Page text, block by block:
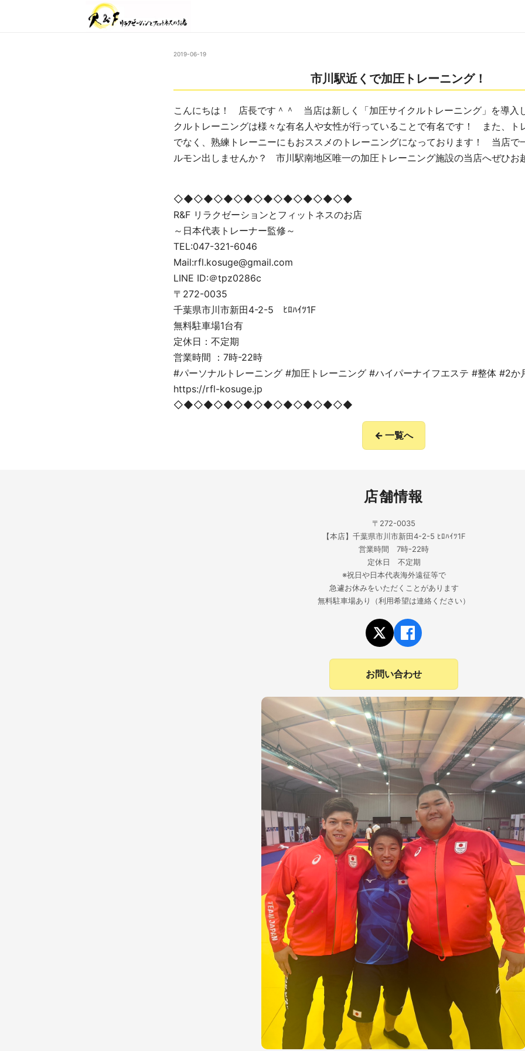
2019-06-19
市川駅近くで加圧トレーニング！
こんにちは！ 店長です＾＾ 当店は新しく「加圧サイクルトレーニング」を導入
クルトレーニングは様々な有名人や女性が行っていることで有名です！ また、ト
でなく、熟練トレーニーにもおススメのトレーニングになっております！ 当店で
ルモン出しませんか？ 市川駅南地区唯一の加圧トレーニング施設の当店へぜひ
◇◆◇◆◇◆◇◆◇◆◇◆◇◆◇◆◇◆
R&F リラクゼーションとフィットネスのお店
～日本代表トレーナー監修～
TEL:047-321-6046
Mail:rfl.kosuge@gmail.com
LINE ID:＠tpz0286c
〒272-0035
千葉県市川市新田4-2-5 ﾋﾛﾊｲﾂ1F
無料駐車場1台有
定休日：不定期
営業時間 ：7時-22時
#パーソナルトレーニング #加圧トレーニング #ハイパーナイフエステ #整体 #2か
https://rfl-kosuge.jp
◇◆◇◆◇◆◇◆◇◆◇◆◇◆◇◆◇◆
← 一覧へ
店舗情報
〒272-0035
【本店】千葉県市川市新田4-2-5 ﾋﾛﾊｲﾂ1F
営業時間 7時-22時
定休日 不定期
※祝日や日本代表海外遠征等で
急遽お休みをいただくことがあります
無料駐車場あり（利用希望は連絡ください）
お問い合わせ